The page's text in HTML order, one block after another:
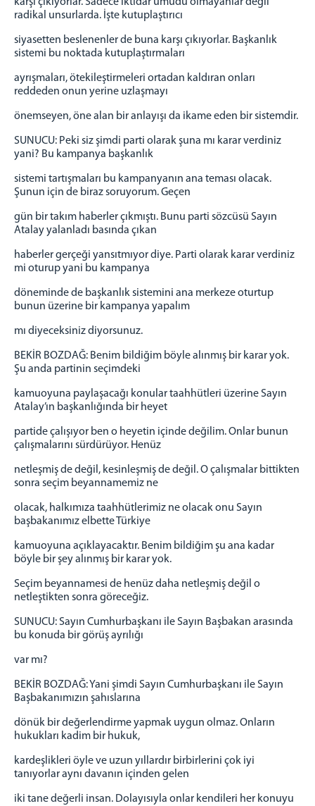
radikal unsurlarda. İşte kutuplaştırıcı
siyasetten beslenenler de buna karşı çıkıyorlar. Başkanlık
sistemi bu noktada kutuplaştırmaları
ayrışmaları, ötekileştirmeleri ortadan kaldıran onları
reddeden onun yerine uzlaşmayı
önemseyen, öne alan bir anlayışı da ikame eden bir sistemdir.
SUNUCU: Peki siz şimdi parti olarak şuna mı karar verdiniz
yani? Bu kampanya başkanlık
sistemi tartışmaları bu kampanyanın ana teması olacak.
Şunun için de biraz soruyorum. Geçen
gün bir takım haberler çıkmıştı. Bunu parti sözcüsü Sayın
Atalay yalanladı basında çıkan
haberler gerçeği yansıtmıyor diye. Parti olarak karar verdiniz
mi oturup yani bu kampanya
döneminde de başkanlık sistemini ana merkeze oturtup
bunun üzerine bir kampanya yapalım
mı diyeceksiniz diyorsunuz.
BEKİR BOZDAĞ: Benim bildiğim böyle alınmış bir karar yok.
Şu anda partinin seçimdeki
kamuoyuna paylaşacağı konular taahhütleri üzerine Sayın
Atalay’ın başkanlığında bir heyet
partide çalışıyor ben o heyetin içinde değilim. Onlar bunun
çalışmalarını sürdürüyor. Henüz
netleşmiş de değil, kesinleşmiş de değil. O çalışmalar bittikten
sonra seçim beyannamemiz ne
olacak, halkımıza taahhütlerimiz ne olacak onu Sayın
başbakanımız elbette Türkiye
kamuoyuna açıklayacaktır. Benim bildiğim şu ana kadar
böyle bir şey alınmış bir karar yok.
Seçim beyannamesi de henüz daha netleşmiş değil o
netleştikten sonra göreceğiz.
SUNUCU: Sayın Cumhurbaşkanı ile Sayın Başbakan arasında
bu konuda bir görüş ayrılığı
var mı?
BEKİR BOZDAĞ: Yani şimdi Sayın Cumhurbaşkanı ile Sayın
Başbakanımızın şahıslarına
dönük bir değerlendirme yapmak uygun olmaz. Onların
hukukları kadim bir hukuk,
kardeşlikleri öyle ve uzun yıllardır birbirlerini çok iyi
tanıyorlar aynı davanın içinden gelen
iki tane değerli insan. Dolayısıyla onlar kendileri her konuyu